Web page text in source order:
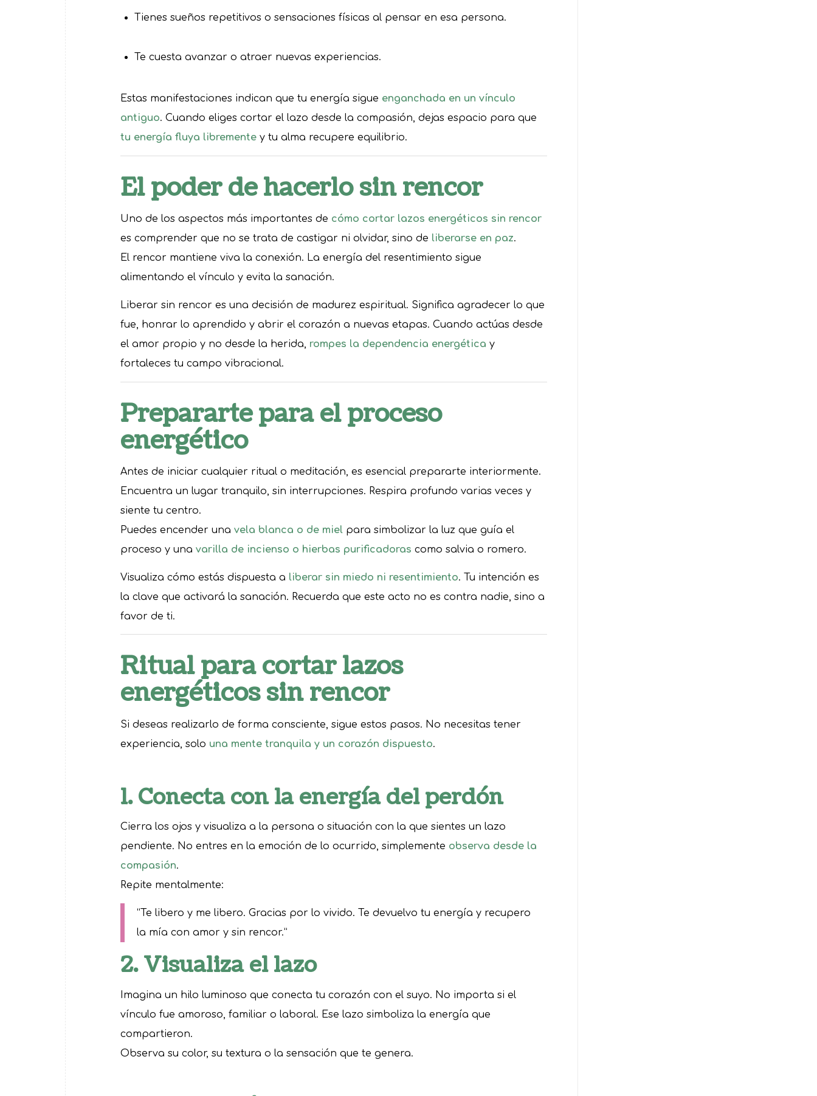
Tienes sueños repetitivos o sensaciones físicas al pensar en esa persona.
Te cuesta avanzar o atraer nuevas experiencias.
Estas manifestaciones indican que tu energía sigue enganchada en un vínculo
antiguo. Cuando eliges cortar el lazo desde la compasión, dejas espacio para que
tu energía fluya libremente y tu alma recupere equilibrio.
El poder de hacerlo sin rencor
Uno de los aspectos más importantes de cómo cortar lazos energéticos sin rencor
es comprender que no se trata de castigar ni olvidar, sino de liberarse en paz.
El rencor mantiene viva la conexión. La energía del resentimiento sigue
alimentando el vínculo y evita la sanación.
Liberar sin rencor es una decisión de madurez espiritual. Significa agradecer lo que
fue, honrar lo aprendido y abrir el corazón a nuevas etapas. Cuando actúas desde
el amor propio y no desde la herida, rompes la dependencia energética y
fortaleces tu campo vibracional.
Prepararte para el proceso
energético
Antes de iniciar cualquier ritual o meditación, es esencial prepararte interiormente.
Encuentra un lugar tranquilo, sin interrupciones. Respira profundo varias veces y
siente tu centro.
Puedes encender una vela blanca o de miel para simbolizar la luz que guía el
proceso y una varilla de incienso o hierbas purificadoras como salvia o romero.
Visualiza cómo estás dispuesta a liberar sin miedo ni resentimiento. Tu intención es
la clave que activará la sanación. Recuerda que este acto no es contra nadie, sino a
favor de ti.
Ritual para cortar lazos
energéticos sin rencor
Si deseas realizarlo de forma consciente, sigue estos pasos. No necesitas tener
experiencia, solo una mente tranquila y un corazón dispuesto.
1. Conecta con la energía del perdón
Cierra los ojos y visualiza a la persona o situación con la que sientes un lazo
pendiente. No entres en la emoción de lo ocurrido, simplemente observa desde la
compasión.
Repite mentalmente:
“Te libero y me libero. Gracias por lo vivido. Te devuelvo tu energía y recupero
la mía con amor y sin rencor.”
2. Visualiza el lazo
Imagina un hilo luminoso que conecta tu corazón con el suyo. No importa si el
vínculo fue amoroso, familiar o laboral. Ese lazo simboliza la energía que
compartieron.
Observa su color, su textura o la sensación que te genera.